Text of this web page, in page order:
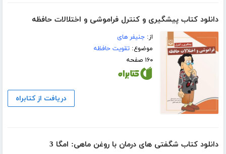
دانلود کتاب پیشگیری و کنترل فراموشی و اختلالات حافظه
از:جنیفر های
موضوع:تقویت حافظه
۱۶۰ صفحه
دریافت از کتابراه
دانلود کتاب شگفتی های درمان با روغن ماهی: امگا 3